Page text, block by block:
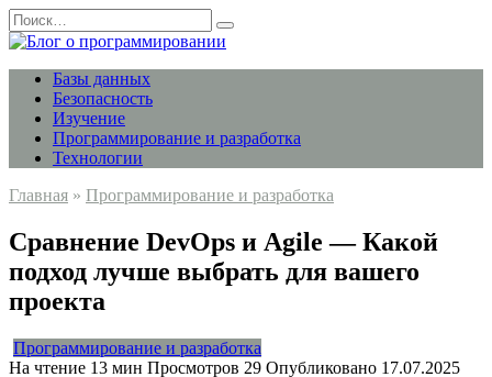
Перейти
к
содержанию
Search
for:
Базы данных
Безопасность
Изучение
Программирование и разработка
Технологии
Главная » Программирование и разработка
Сравнение DevOps и Agile — Какой
подход лучше выбрать для вашего
проекта
Программирование и разработка
На чтение 13 мин Просмотров 29 Опубликовано 17.07.2025